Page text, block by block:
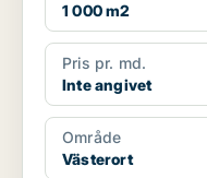
1 000 m2
Pris pr. md.
Inte angivet
Område
Västerort